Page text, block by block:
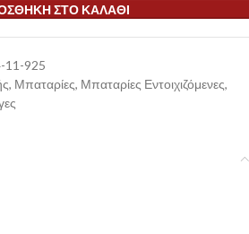
ΣΤΟ ΚΑΛΆΘΙ
11-925
, Μπαταρίες, Μπαταρίες Εντοιχιζόμενες,